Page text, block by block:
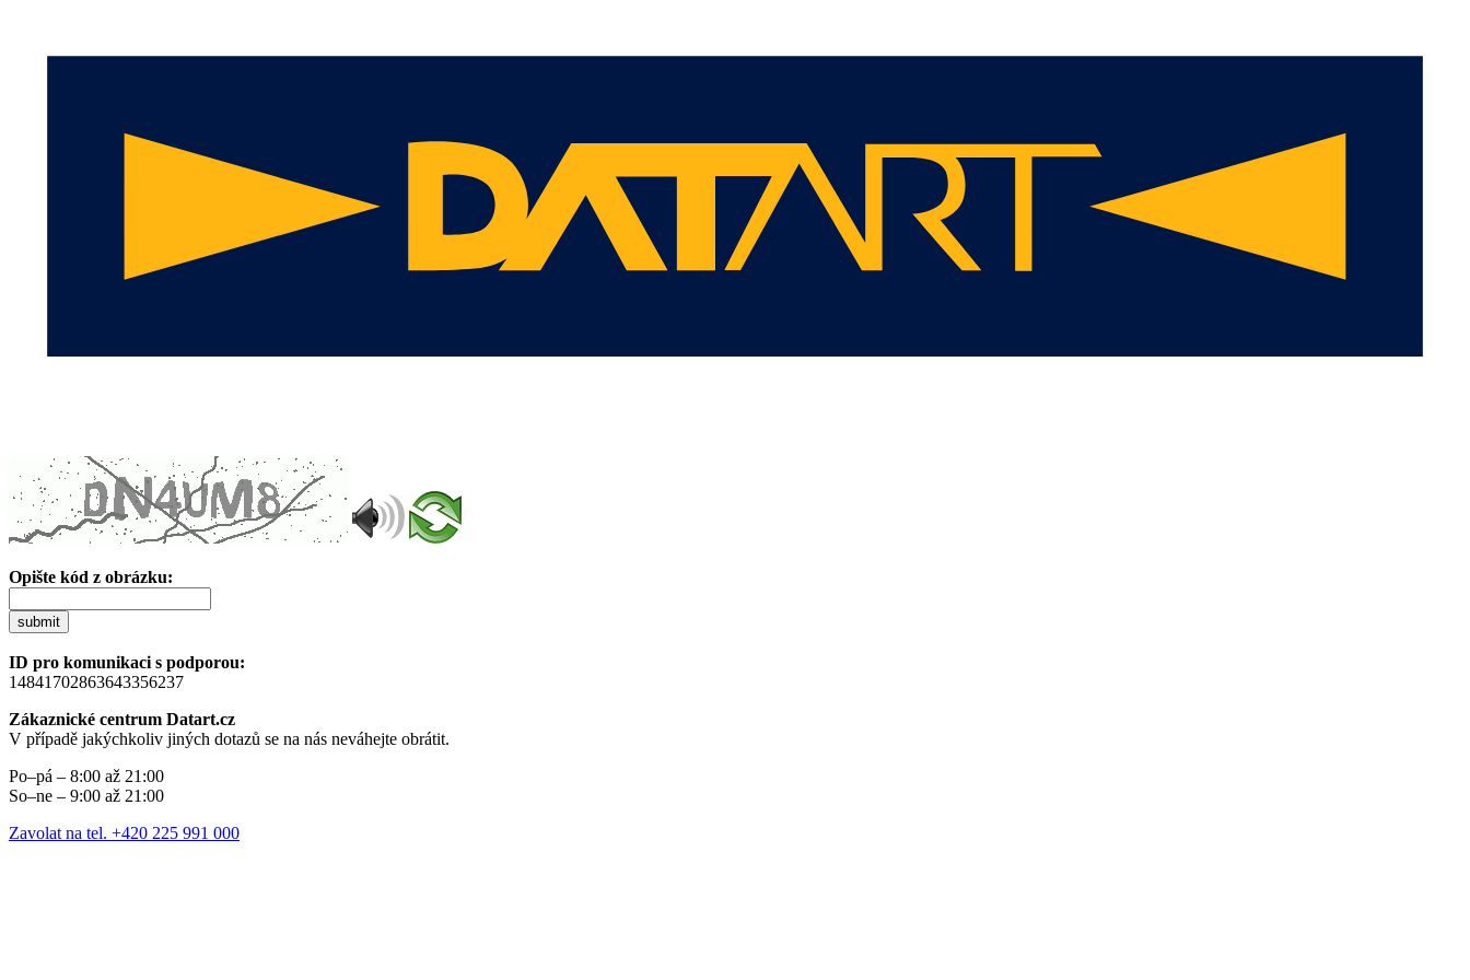
Opište kód z obrázku:
submit
ID pro komunikaci s podporou:
14841702863643356237
Zákaznické centrum Datart.cz
V případě jakýchkoliv jiných dotazů se na nás neváhejte obrátit.
Po–pá – 8:00 až 21:00
So–ne – 9:00 až 21:00
Zavolat na tel. +420 225 991 000